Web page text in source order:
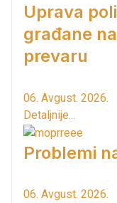
Uprava
građane
prevaru
06. Avgust. 2026.
Detaljnije...
Problemi
06. Avgust. 2026.